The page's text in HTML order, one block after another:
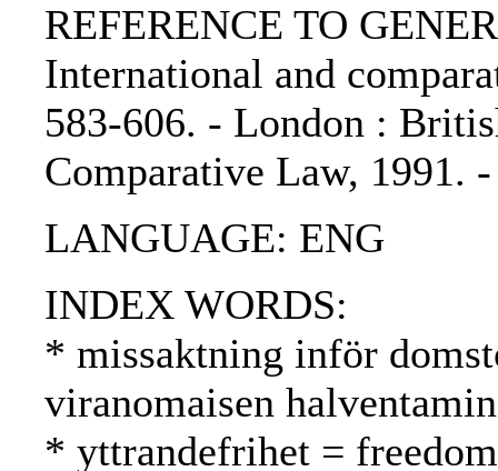
REFERENCE TO
International and
583-606. - London :
Comparative Law, 1991.
LANGUAGE: ENG
INDEX WORDS:
* missaktning inför
viranomaisen
* yttrandefrihet =